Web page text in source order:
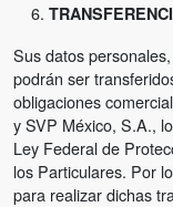
Sus datos
podrán ser
obligaciones
y SVP México, S.A.,
Ley Federal de
los Particulares. Por
para realizar dichas